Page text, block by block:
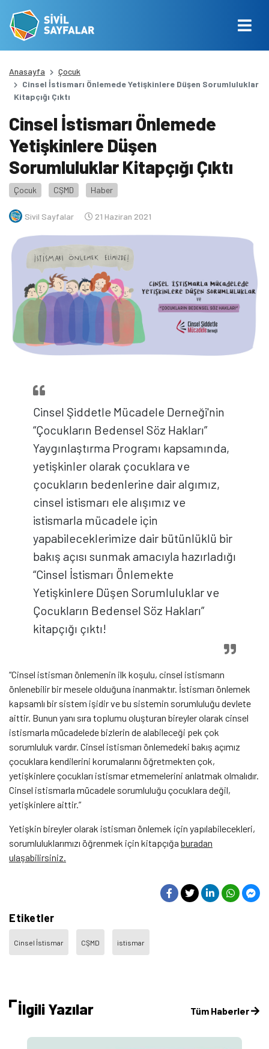
Anasayfa
Çocuk
Cinsel İstismarı Önlemede Yetişkinlere Düşen Sorumluluklar
Kitapçığı Çıktı
Cinsel İstismarı Önlemede
Yetişkinlere Düşen
Sorumluluklar Kitapçığı Çıktı
Çocuk CŞMD Haber
Sivil Sayfalar 21 Haziran 2021
Cinsel Şiddetle Mücadele Derneği'nin
“Çocukların Bedensel Söz Hakları”
Yaygınlaştırma Programı kapsamında,
yetişkinler olarak çocuklara ve
çocukların bedenlerine dair algımız,
cinsel istismarı ele alışımız ve
istismarla mücadele için
yapabileceklerimize dair bütünlüklü bir
bakış açısı sunmak amacıyla hazırladığı
“Cinsel İstismarı Önlemekte
Yetişkinlere Düşen Sorumluluklar ve
Çocukların Bedensel Söz Hakları”
kitapçığı çıktı!
“Cinsel istismarı önlemenin ilk koşulu, cinsel istismarın
önlenebilir bir mesele olduğuna inanmaktır. İstismarı önlemek
kapsamlı bir sistem işidir ve bu sistemin sorumluluğu devlete
aittir. Bunun yanı sıra toplumu oluşturan bireyler olarak cinsel
istismarla mücadelede bizlerin de alabileceği pek çok
sorumluluk vardır. Cinsel istismarı önlemedeki bakış açımız
çocuklara kendilerini korumalarını öğretmekten çok,
yetişkinlere çocukları istismar etmemelerini anlatmak olmalıdır.
Cinsel istismarla mücadele sorumluluğu çocuklara değil,
yetişkinlere aittir.”
Yetişkin bireyler olarak istismarı önlemek için yapılabilecekleri,
sorumluluklarımızı öğrenmek için kitapçığa buradan
ulaşabilirsiniz.
Etiketler
Cinsel İstismar CŞMD istismar
İlgili Yazılar Tüm Haberler